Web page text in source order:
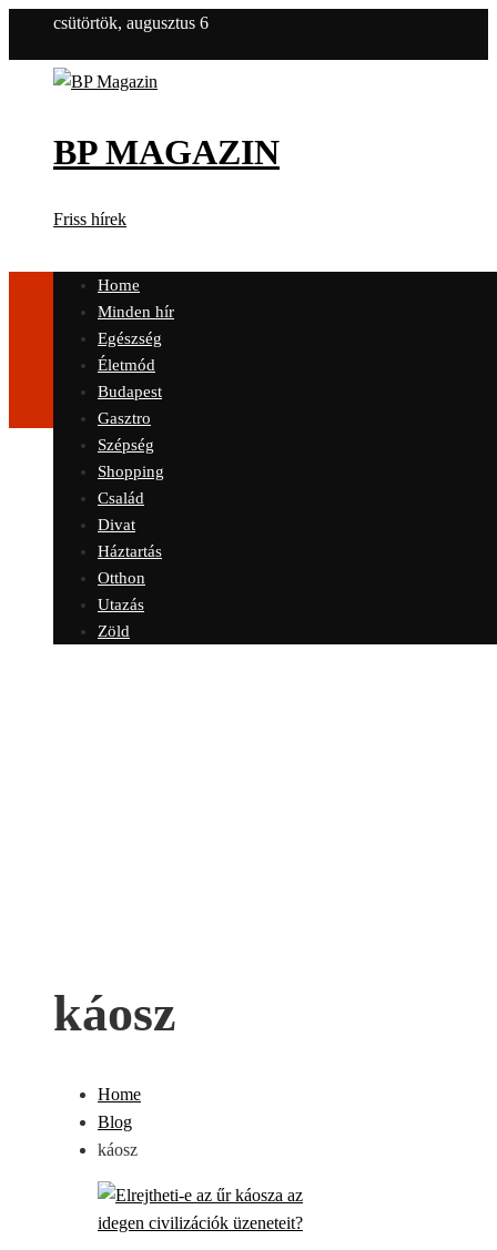
csütörtök, augusztus 6
BP MAGAZIN
Friss hírek
Home
Minden hír
Egészség
Életmód
Budapest
Gasztro
Szépség
Shopping
Család
Divat
Háztartás
Otthon
Utazás
Zöld
káosz
Home
Blog
káosz